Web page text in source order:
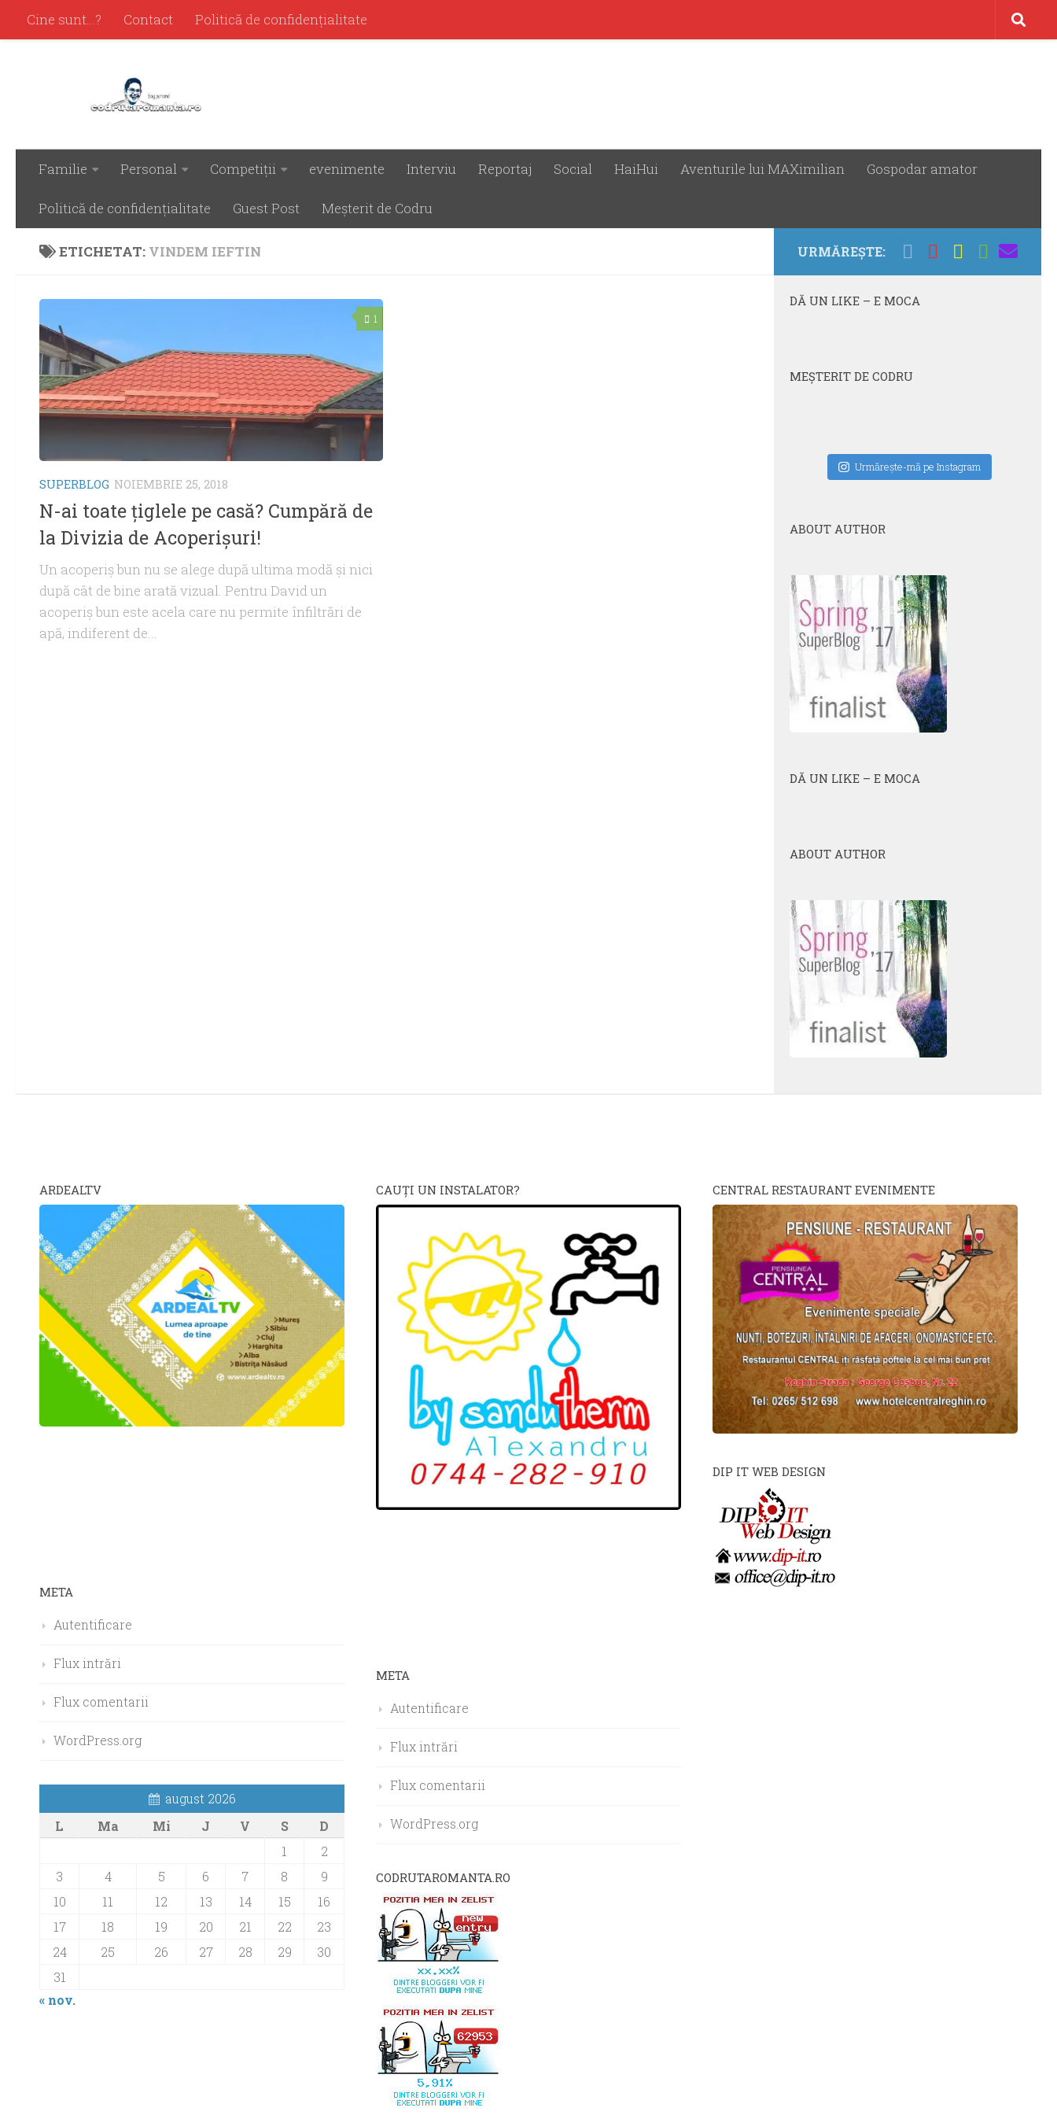
Cine sunt…? Contact Politică de confidenţialitate
Familie Personal Competiţii evenimente Interviu Reportaj Social HaiHui Aventurile lui MAXimilian Gospodar amator
Politică de confidenţialitate Guest Post Meşterit de Codru
ETICHETAT: VINDEM IEFTIN
1
SUPERBLOG NOIEMBRIE 25, 2018
N-ai toate ţiglele pe casă? Cumpără de
la Divizia de Acoperişuri!
Un acoperiş bun nu se alege după ultima modă şi nici
după cât de bine arată vizual. Pentru David un
acoperiş bun este acela care nu permite înfiltrări de
apă, indiferent de...
URMĂREȘTE:
DĂ UN LIKE – E MOCA
MEŞTERIT DE CODRU
Urmăreşte-mă pe Instagram
ABOUT AUTHOR
DĂ UN LIKE – E MOCA
ABOUT AUTHOR
ARDEALTV
META
Autentificare
Flux intrări
Flux comentarii
WordPress.org
august 2026
L
Ma Mi J V S
D
1
2
3
4 5 6 7 8
9
10
11 12 13 14 15
16
17
18 19 20 21 22
23
24
25 26 27 28 29
30
31
« nov.
CAUŢI UN INSTALATOR?
META
Autentificare
Flux intrări
Flux comentarii
WordPress.org
CODRUTAROMANTA.RO
CENTRAL RESTAURANT EVENIMENTE
DIP IT WEB DESIGN